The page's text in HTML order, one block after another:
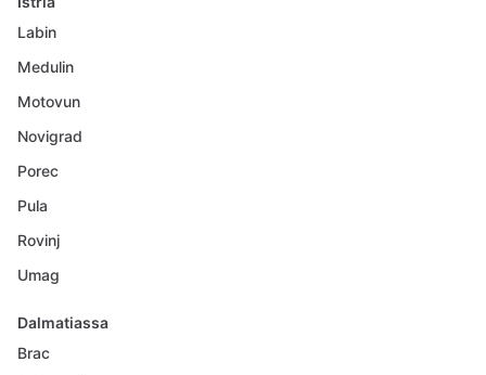
Labin
Medulin
Motovun
Novigrad
Porec
Pula
Rovinj
Umag
Dalmatiassa
Brac